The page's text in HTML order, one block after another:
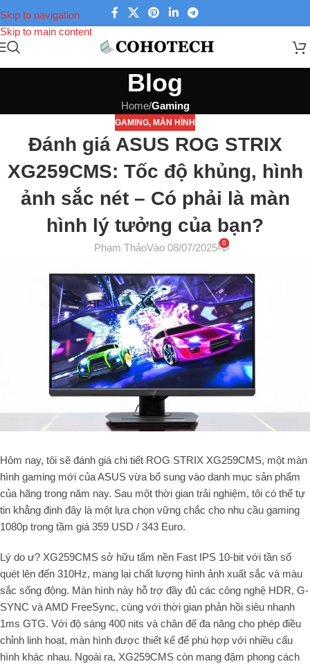
Skip to navigation
Skip to main content
Blog
Home/Gaming
GAMING, MÀN HÌNH
Đánh giá ASUS ROG STRIX
XG259CMS: Tốc độ khủng, hình
ảnh sắc nét – Có phải là màn
hình lý tưởng của bạn?
Phạm ThảoVào 08/07/2025 0
Hôm nay, tôi sẽ đánh giá chi tiết ROG STRIX XG259CMS, một màn
hình gaming mới của ASUS vừa bổ sung vào danh mục sản phẩm
của hãng trong năm nay. Sau một thời gian trải nghiệm, tôi có thể tự
tin khẳng định đây là một lựa chọn vững chắc cho nhu cầu gaming
1080p trong tầm giá 359 USD / 343 Euro.
Lý do ư? XG259CMS sở hữu tấm nền Fast IPS 10-bit với tần số
quét lên đến 310Hz, mang lại chất lượng hình ảnh xuất sắc và màu
sắc sống động. Màn hình này hỗ trợ đầy đủ các công nghệ HDR, G-
SYNC và AMD FreeSync, cùng với thời gian phản hồi siêu nhanh
1ms GTG. Với độ sáng 400 nits và chân đế đa năng cho phép điều
chỉnh linh hoạt, màn hình được thiết kế để phù hợp với nhiều cấu
hình khác nhau. Ngoài ra, XG259CMS còn mang đậm phong cách